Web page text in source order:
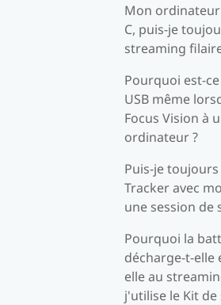
Mon
C, puis-je
streaming
Pourquoi est-
USB même
Focus Vision à
ordinateur ?
Puis-je
Tracker avec
une session de
Pourquoi la
décharge-t-elle
elle au
j'utilise le Kit de